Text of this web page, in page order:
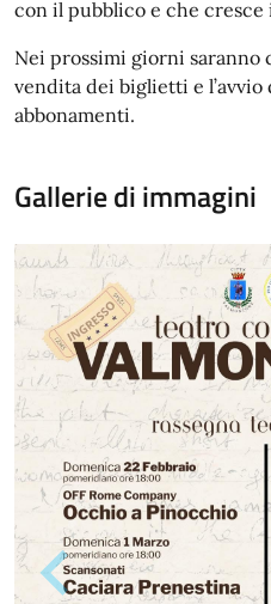
con il pubblico e che cresce
Nei prossimi giorni saranno
vendita dei biglietti e l’avvio
abbonamenti.
Gallerie di immagini